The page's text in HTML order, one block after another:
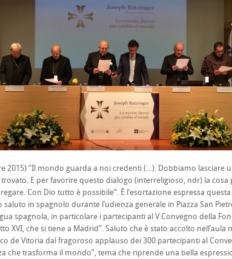
2015) “Il mondo guarda a noi credenti (…). Dobbiamo lasciare
E per favorire questo dialogo (interreligioso, ndr) la
Con Dio tutto è possibile”. È l’esortazione espressa
saluto in spagnolo durante l’udienza generale in Piazza San
spagnola, in particolare i partecipanti al V Convegno della
XVI, che si tiene a Madrid”. Saluto che è stato accolto nell’aula
de Vitoria dal fragoroso applauso dei 300 partecipanti al
che trasforma il mondo”, tema che riprende una bella